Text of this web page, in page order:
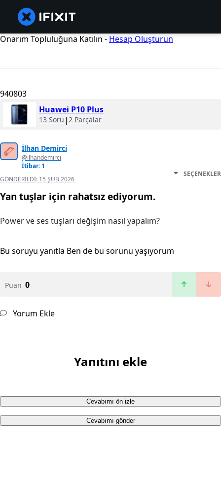
Onarım Topluluğuna Katılın - Hesap Oluşturun
940803
Huawei P10 Plus
13 Soru | 2 Parçalar
İlhan Demirci
@ilhandemirci
İtibar: 1
GÖNDERILDI: 15 ŞUB 2026
SEÇENEKLER
Yan tuşlar için rahatsız ediyorum.
Power ve ses tuşları değişim nasıl yapalım?
Bu soruyu yanıtla Ben de bu sorunu yaşıyorum
Puan 0
Yorum Ekle
Yanıtını ekle
Cevabımı ön izle
Cevabımı gönder